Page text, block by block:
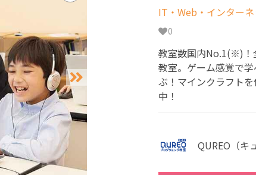
IT・Web・インター
0
教室数国内No.1(※)！
教室。ゲーム感覚で
ぶ！マインクラフト
中！
QUREO（キ